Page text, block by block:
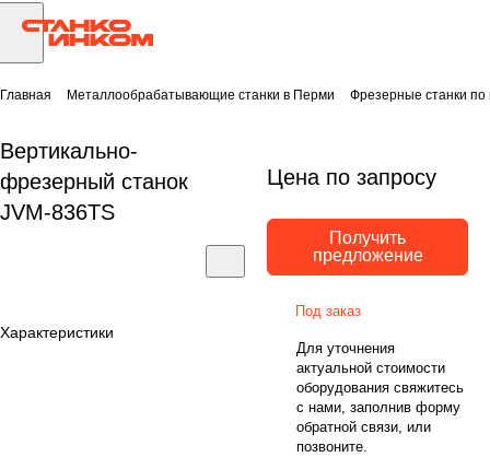
Главная Металлообрабатывающие станки в Перми Фрезерные станки
Вертикально-
фрезерный станок
JVM-836TS
Характеристики
Цена по запросу
Получить
предложение
Под заказ
Для уточнения
актуальной стоимости
оборудования свяжитесь
с нами, заполнив форму
обратной связи, или
позвоните.